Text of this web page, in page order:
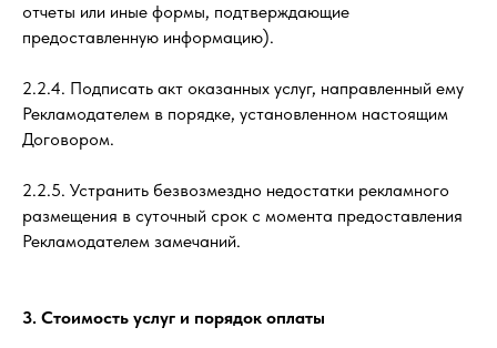
отчеты или иные формы, подтверждающие
предоставленную информацию).
2.2.4. Подписать акт оказанных услуг, направленный ему
Рекламодателем в порядке, установленном настоящим
Договором.
2.2.5. Устранить безвозмездно недостатки рекламного
размещения в суточный срок с момента предоставления
Рекламодателем замечаний.
3. Стоимость услуг и порядок оплаты